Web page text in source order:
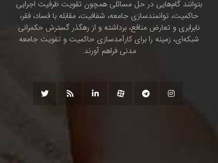
بتوانند گام‌هایی در حل مسائلی همچون تقویت ظرفیت اجرایی
حاکمیت، توانمندسازی جامعه، شفافیت، مقابله با فساد، فقر،
نابرابری و تعارض منافع، برداشته و از رهگذر گسترش حکمرانی
شبکه‌ای، زمینه را برای کارآمدسازی حاکمیت و تقویت جامعه
مدنی فراهم آورند.